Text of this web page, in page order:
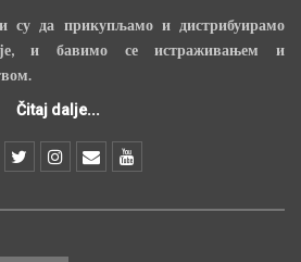
да прикупљамо и дистрибуирамо
и бавимо се истраживањем и
Čitaj dalje...